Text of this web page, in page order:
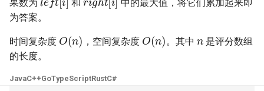
30. 包含 min 函数的栈
31. 栈的压入、弹出序列
32.1. 从上到下打印二叉树
25. 链表中的两数相加
26. 重排链表
27. 回文链表
4.5. 合法二叉搜索树
4.6. 后继者
果数为
和
中的最大值，将它们累加起来即
为答案。
时间复杂度
O ( n)
，空间复杂度
O ( n)
。其中
是评分数组
的长度。
JavaC++GoTypeScriptRustC#